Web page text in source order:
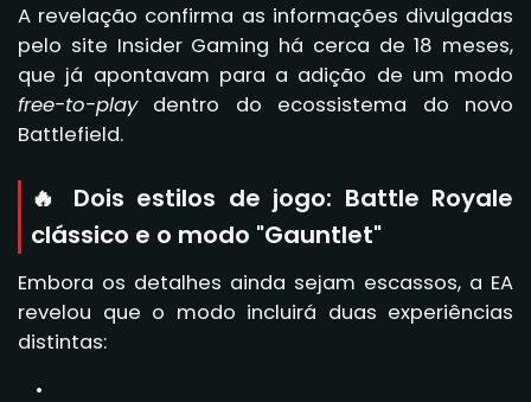
A revelação confirma as informações divulgadas
pelo site Insider Gaming há cerca de 18 meses,
que já apontavam para a adição de um modo
free-to-playdentro do ecossistema do novo
Battlefield.
🔥 Dois estilos de jogo: Battle Royale
clássico e o modo "Gauntlet"
Embora os detalhes ainda sejam escassos, a EA
revelou que o modo incluirá duas experiências
distintas: